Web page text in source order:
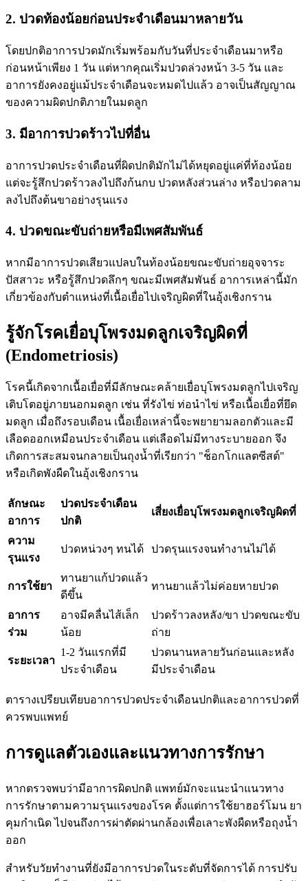
2. ปวดท้องน้อยก่อนประจำเดือนมาหลายวัน
โดยปกติอาการปวดมักเริ่มพร้อมกับวันที่ประจำเดือนมาหรือ
ก่อนหน้าเพียง 1 วัน แต่หากคุณเริ่มปวดล่วงหน้า 3-5 วัน และ
อาการยังคงอยู่แม้ประจำเดือนจะหมดไปแล้ว อาจเป็นสัญญาณ
ของความผิดปกติภายในมดลูก
3. มีอาการปวดร้าวไปที่อื่น
อาการปวดประจำเดือนที่ผิดปกติมักไม่ได้หยุดอยู่แค่ที่ท้องน้อย
แต่จะรู้สึกปวดร้าวลงไปถึงก้นกบ ปวดหลังส่วนล่าง หรือปวดลาม
ลงไปถึงต้นขาอย่างรุนแรง
4. ปวดขณะขับถ่ายหรือมีเพศสัมพันธ์
หากมีอาการปวดเสียวแปลบในท้องน้อยขณะขับถ่ายอุจจาระ
ปัสสาวะ หรือรู้สึกปวดลึกๆ ขณะมีเพศสัมพันธ์ อาการเหล่านี้มัก
เกี่ยวข้องกับตำแหน่งที่เนื้อเยื่อไปเจริญผิดที่ในอุ้งเชิงกราน
รู้จักโรคเยื่อบุโพรงมดลูกเจริญผิดที่
(Endometriosis)
โรคนี้เกิดจากเนื้อเยื่อที่มีลักษณะคล้ายเยื่อบุโพรงมดลูกไปเจริญ
เติบโตอยู่ภายนอกมดลูก เช่น ที่รังไข่ ท่อนำไข่ หรือเนื้อเยื่อที่ยึด
มดลูก เมื่อถึงรอบเดือน เนื้อเยื่อเหล่านี้จะพยายามลอกตัวและมี
เลือดออกเหมือนประจำเดือน แต่เลือดไม่มีทางระบายออก จึง
เกิดการสะสมจนกลายเป็นถุงน้ำที่เรียกว่า "ช็อกโกแลตซีสต์"
หรือเกิดพังผืดในอุ้งเชิงกราน
ลักษณะ
อาการ
ปวดประจำเดือน
ปกติ
เสี่ยงเยื่อบุโพรงมดลูกเจริญผิดที่
ความ
รุนแรง
ปวดหน่วงๆ ทนได้ ปวดรุนแรงจนทำงานไม่ได้
การใช้ยา
ทานยาแก้ปวดแล้ว
ดีขึ้น
ทานยาแล้วไม่ค่อยหายปวด
อาการ
ร่วม
อาจมีคลื่นไส้เล็ก
น้อย
ปวดร้าวลงหลัง/ขา ปวดขณะขับ
ถ่าย
ระยะเวลา
1-2 วันแรกที่มี
ประจำเดือน
ปวดนานหลายวันก่อนและหลัง
มีประจำเดือน
ตารางเปรียบเทียบอาการปวดประจำเดือนปกติและอาการปวดที่
ควรพบแพทย์
การดูแลตัวเองและแนวทางการรักษา
หากตรวจพบว่ามีอาการผิดปกติ แพทย์มักจะแนะนำแนวทาง
การรักษาตามความรุนแรงของโรค ตั้งแต่การใช้ยาฮอร์โมน ยา
คุมกำเนิด ไปจนถึงการผ่าตัดผ่านกล้องเพื่อเลาะพังผืดหรือถุงน้ำ
ออก
สำหรับวัยทำงานที่ยังมีอาการปวดในระดับที่จัดการได้ การปรับ